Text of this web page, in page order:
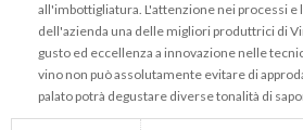
all'imbottigliatura. L'attenzione nei processi e
dell'azienda una delle migliori produttrici di
gusto ed eccellenza a innovazione nelle
vino non può assolutamente evitare di
palato potrà degustare diverse tonalità di